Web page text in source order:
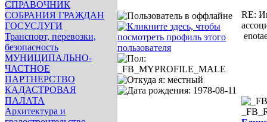
СПРАВОЧНИК
СОБРАНИЯ ГРАЖДАН
ГОСУСЛУГИ
Транспорт, перевозки,
безопасность
МУНИЦИПАЛЬНО-
ЧАСТНОЕ
ПАРТНЕРСТВО
КАДАСТРОВАЯ
ПАЛАТА
Архитектура и
RE: